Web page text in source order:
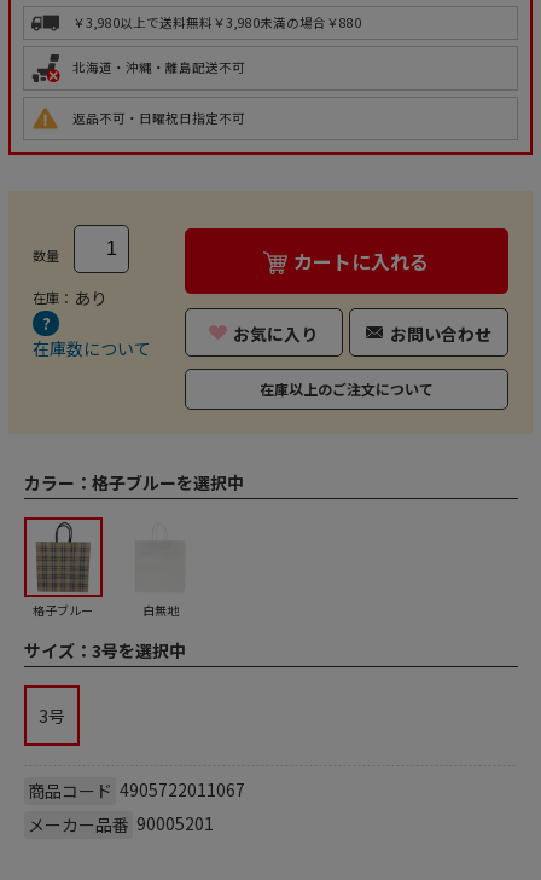
￥3,980以上で送料無料 ￥3,980未満の場合￥880
北海道・沖縄・離島配送不可
返品不可・日曜祝日指定不可
数量
在庫： あり
在庫数について
カートに入れる
お気に入り お問い合わせ
在庫以上のご注文について
カラー： 格子ブルーを選択中
格子ブルー 白無地
サイズ： 3号を選択中
3号
商品コード 4905722011067
メーカー品番 90005201